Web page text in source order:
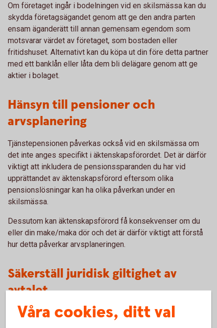
Om företaget ingår i bodelningen vid en skilsmässa kan du
skydda företagsägandet genom att ge den andra parten
ensam äganderätt till annan gemensam egendom som
motsvarar värdet av företaget, som bostaden eller
fritidshuset. Alternativt kan du köpa ut din före detta partner
med ett banklån eller låta dem bli delägare genom att ge
aktier i bolaget.
Hänsyn till pensioner och
arvsplanering
Tjänstepensionen påverkas också vid en skilsmässa om
det inte anges specifikt i äktenskapsförordet. Det är därför
viktigt att inkludera de pensionssparanden du har vid
upprättandet av äktenskapsförord eftersom olika
pensionslösningar kan ha olika påverkan under en
skilsmässa.
Dessutom kan äktenskapsförord få konsekvenser om du
eller din make/maka dör och det är därför viktigt att förstå
hur detta påverkar arvsplaneringen.
Säkerställ juridisk giltighet av
avtalet
För att ett äktenskapsförord ska vara giltigt måste det vara
Våra cookies, ditt val